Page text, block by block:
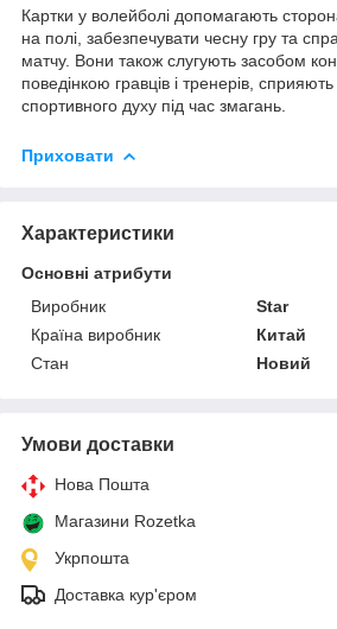
Картки у волейболі допомагають
на полі, забезпечувати чесну гру та
матчу. Вони також слугують засобом
поведінкою гравців і тренерів, сприяють
спортивного духу під час змагань.
Приховати
Характеристики
Основні атрибути
Виробник
Star
Країна виробник
Китай
Стан
Новий
Умови доставки
Нова Пошта
Магазини Rozetka
Укрпошта
Доставка кур'єром